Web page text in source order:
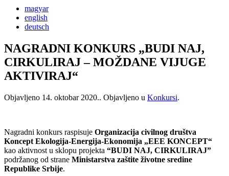
magyar
english
deutsch
NAGRADNI KONKURS „BUDI NAJ,
CIRKULIRAJ – MOŽDANE VIJUGE
AKTIVIRAJ“
Objavljeno 14. oktobar 2020.. Objavljeno u Konkursi.
Nagradni konkurs raspisuje Organizacija civilnog društva
Koncept Ekologija-Energija-Ekonomija „EEE KONCEPT“
kao aktivnost u sklopu projekta “BUDI NAJ, CIRKULIRAJ”
podržanog od strane Ministarstva zaštite životne sredine
Republike Srbije.